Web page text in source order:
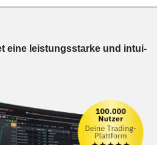
eine leis­tungs­star­ke und in­tui­